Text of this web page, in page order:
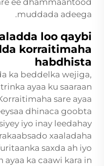
ee dhammaantood
muddada adeega.
loo qaybi
korraitimaha
habdhista
ka beddelka wejiga,
ayaa ku saaraan
sare ayaa
dhinaca goobta
iyo inay leedahay
xaaladaha
saxda ah iyo
ka caawi kara in